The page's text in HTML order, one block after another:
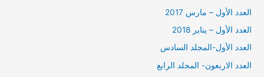
العدد الأول – مارس 2017
العدد الأول – يناير 2018
العدد الأول-المجلد السادس
العدد الاربعون- المجلد الرابع